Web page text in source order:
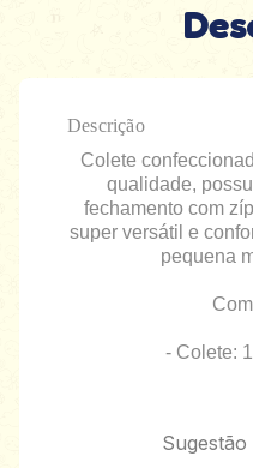
Descrição
Colete
qualidade,
fechamento com
super versátil e
pequena
- Colete: